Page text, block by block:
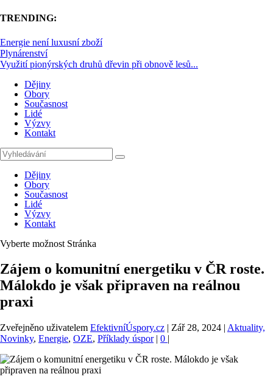
TRENDING:
Energie není luxusní zboží
Plynárenství
Využití pionýrských druhů dřevin při obnově lesů...
Dějiny
Obory
Současnost
Lidé
Výzvy
Kontakt
Dějiny
Obory
Současnost
Lidé
Výzvy
Kontakt
Vyberte možnost Stránka
Zájem o komunitní energetiku v ČR roste.
Málokdo je však připraven na reálnou
praxi
Zveřejněno uživatelem EfektivníÚspory.cz | Zář 28, 2024 | Aktuality,
Novinky, Energie, OZE, Příklady úspor| 0 |